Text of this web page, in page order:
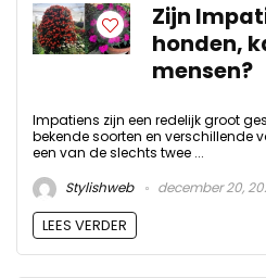
Zijn
honden,
mensen?
Impatiens zijn een redelijk groot
bekende soorten en verschillende
een van de slechts twee ...
Stylishweb
december 20,
LEES VERDER